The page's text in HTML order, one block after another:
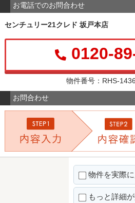
お電話でのお問合わせ
センチュリー21クレド 坂戸本店
0120-
物件番号：RHS-
お問合わせ
物件を実際
もっと詳細